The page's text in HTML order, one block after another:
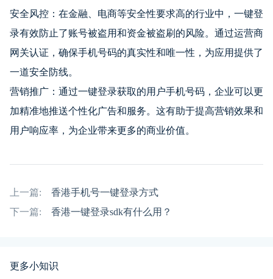
安全风控：在金融、电商等安全性要求高的行业中，一键登
录有效防止了账号被盗用和资金被盗刷的风险。通过运营商
网关认证，确保手机号码的真实性和唯一性，为应用提供了
一道安全防线。
营销推广：通过一键登录获取的用户手机号码，企业可以更
加精准地推送个性化广告和服务。这有助于提高营销效果和
用户响应率，为企业带来更多的商业价值。
上一篇:
香港手机号一键登录方式
下一篇:
香港一键登录sdk有什么用？
更多小知识